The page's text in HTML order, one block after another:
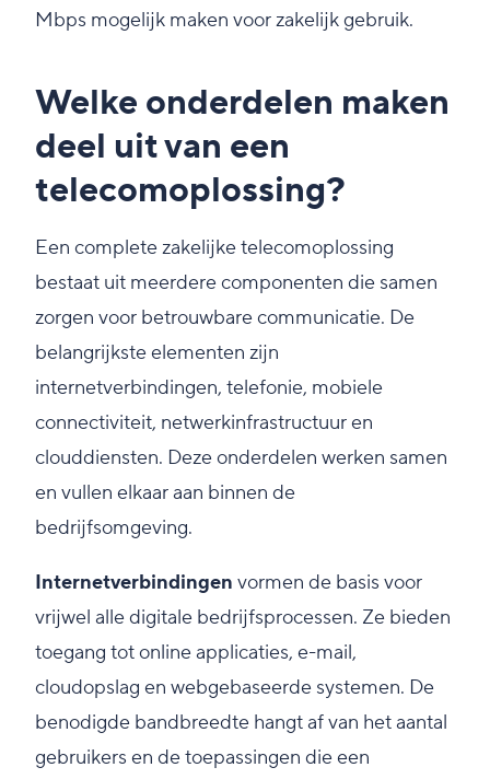
Mbps mogelijk maken voor zakelijk gebruik.
Welke onderdelen maken
deel uit van een
telecomoplossing?
Een complete zakelijke telecomoplossing
bestaat uit meerdere componenten die samen
zorgen voor betrouwbare communicatie. De
belangrijkste elementen zijn
internetverbindingen, telefonie, mobiele
connectiviteit, netwerkinfrastructuur en
clouddiensten. Deze onderdelen werken samen
en vullen elkaar aan binnen de
bedrijfsomgeving.
Internetverbindingen vormen de basis voor
vrijwel alle digitale bedrijfsprocessen. Ze bieden
toegang tot online applicaties, e-mail,
cloudopslag en webgebaseerde systemen. De
benodigde bandbreedte hangt af van het aantal
gebruikers en de toepassingen die een